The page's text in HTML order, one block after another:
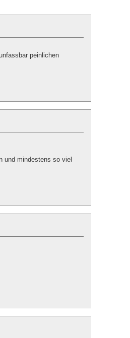
peinlichen
und mindestens so viel